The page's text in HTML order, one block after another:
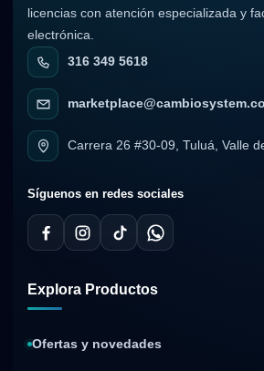
licencias con atención especializada y
electrónica.
316 349 5618
Carrera 26 #30-09, Tuluá, Valle
Síguenos en redes sociales
Explora Productos
Ofertas y novedades